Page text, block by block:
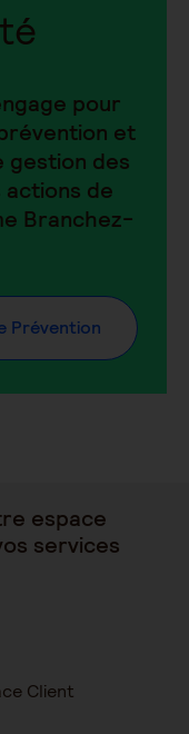
pour
et
gestion des
actions de
Branchez-
Prévention
espace
services
Client